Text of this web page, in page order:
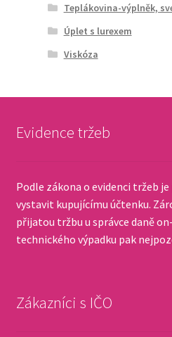
Teplákovina-výplněk,
Úplet s lurexem
Viskóza
Evidence tržeb
Podle zákona o evidenci tržeb
vystavit kupujícímu účtenku.
přijatou tržbu u správce daně
technického výpadku pak
Zákazníci s IČO